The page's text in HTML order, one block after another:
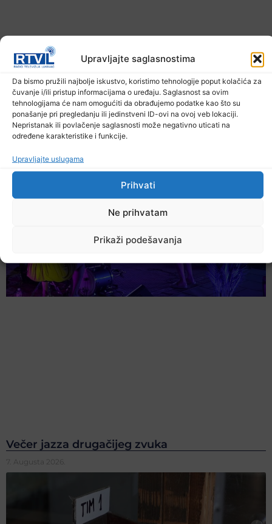
Upravljajte saglasnostima
Da bismo pružili najbolje iskustvo, koristimo tehnologije poput kolačića za
čuvanje i/ili pristup informacijama o uređaju. Saglasnost sa ovim
tehnologijama će nam omogućiti da obrađujemo podatke kao što su
ponašanje pri pregledanju ili jedinstveni ID-ovi na ovoj veb lokaciji.
Nepristanak ili povlačenje saglasnosti može negativno uticati na
određene karakteristike i funkcije.
Upravljajte uslugama
Prihvati
Ne prihvatam
Prikaži podešavanja
U TK povećan broj požara
7. Augusta 2026.
Večer jazza drugačijeg zvuka
7. Augusta 2026.